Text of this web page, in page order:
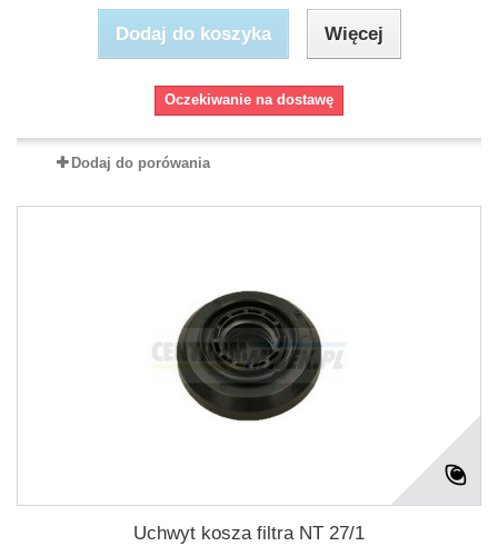
Dodaj do koszyka Więcej
Oczekiwanie na dostawę
Dodaj do porówania
Uchwyt kosza filtra NT 27/1